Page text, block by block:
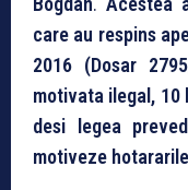
care au respins
2016 (Dosar
motivata ilegal, 10
desi legea
motiveze